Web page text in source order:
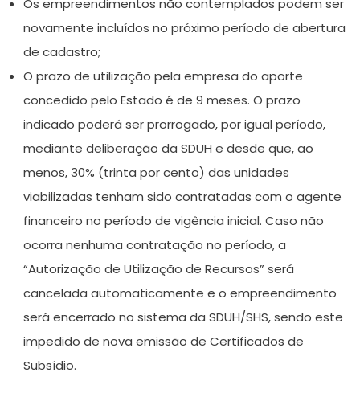
Os empreendimentos não contemplados podem ser
novamente incluídos no próximo período de abertura
de cadastro;
O prazo de utilização pela empresa do aporte
concedido pelo Estado é de 9 meses. O prazo
indicado poderá ser prorrogado, por igual período,
mediante deliberação da SDUH e desde que, ao
menos, 30% (trinta por cento) das unidades
viabilizadas tenham sido contratadas com o agente
financeiro no período de vigência inicial. Caso não
ocorra nenhuma contratação no período, a
“Autorização de Utilização de Recursos” será
cancelada automaticamente e o empreendimento
será encerrado no sistema da SDUH/SHS, sendo este
impedido de nova emissão de Certificados de
Subsídio.